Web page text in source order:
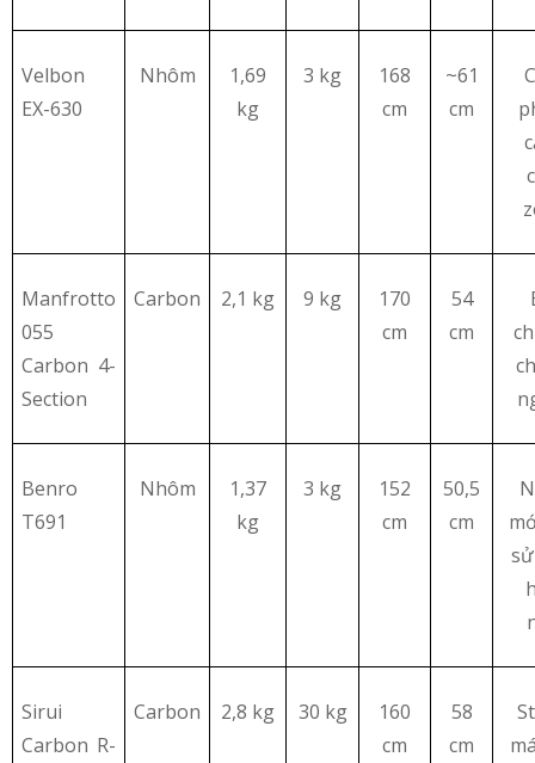
Velbon
EX-630
Nhôm
1,69
kg
3 kg
168
cm
~61
cm
Manfrotto
055
Carbon 4-
Section
Carbon 2,1 kg 9 kg
170
cm
54
cm
Benro
T691
Nhôm
1,37
kg
3 kg
152
cm
50,5
cm
Sirui
Carbon R-
Carbon 2,8 kg 30 kg
160
cm
58
cm